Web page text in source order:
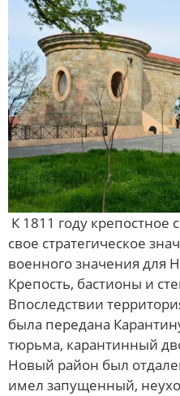
К 1811 году
свое стратегическое
военного значения для
Крепость, бастионы и
Впоследствии
была передана
тюрьма, карантинный
Новый район был
имел запущенный,